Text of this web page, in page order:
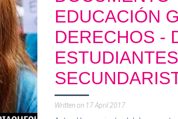
EDUCACIÓN
DERECHOS -
ESTUDIANTES
Written on 17 April 2017.